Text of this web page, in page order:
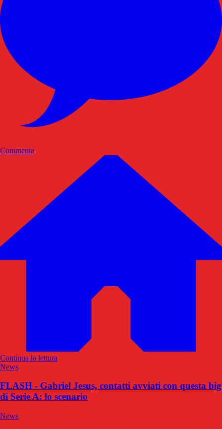
Commenta
Continua la lettura
News
FLASH - Gabriel Jesus, contatti avviati con questa big
di Serie A: lo scenario
News